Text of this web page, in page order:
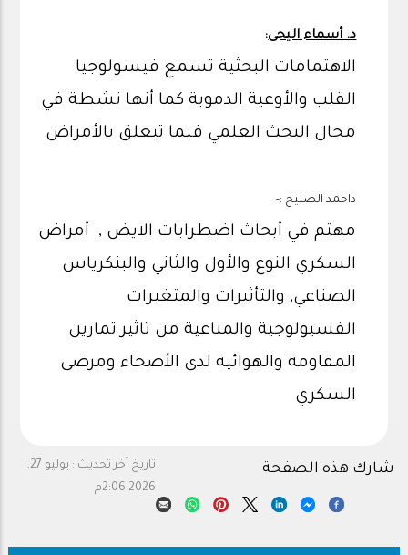
د. أسماء اليحى:
الاهتمامات البحثية تسمع فيسولوجيا
القلب والأوعية الدموية كما أنها نشطة في
مجال البحث العلمي فيما تيعلق بالأمراض
داحمد الصبيح :-
مهتم في أبحاث اضطرابات الايض , أمراض
السكري النوع والأول والثاني والبنكرياس
الصناعي, والتأثيرات والمتغيرات
الفسيولوجية والمناعية من تاثير تمارين
المقاومة والهوائية لدى الأصحاء ومرضى
السكري
تاريخ آخر تحديث :
يوليو 27,
2026 2:06م
شارك هذه الصفحة